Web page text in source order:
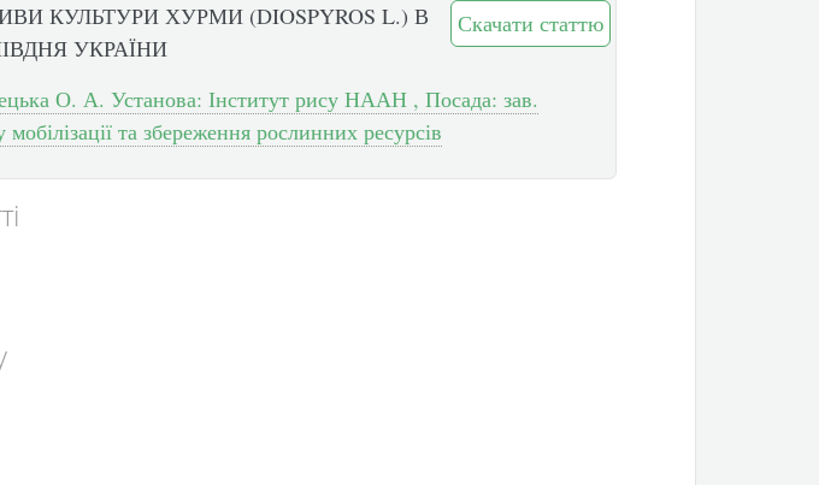
Скачати статтю
КУЛЬТУРИ ХУРМИ (DIOSPYROS L.) В
УКРАЇНИ
О. А. Установа: Інститут рису НААН , Посада: зав.
мобілізації та збереження рослинних ресурсів